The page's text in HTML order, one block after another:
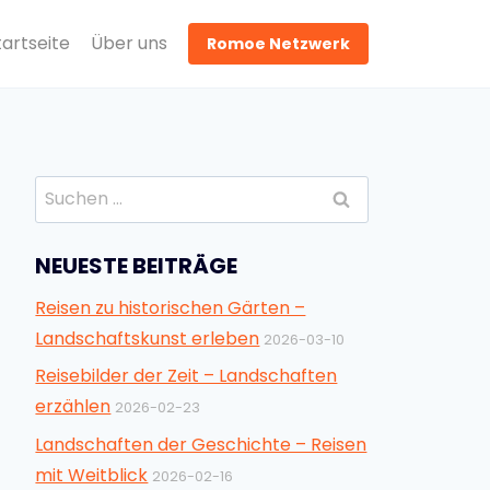
Über uns Romoe Netzwerk
Suchen
nach:
NEUESTE BEITRÄGE
Reisen zu historischen Gärten –
Landschaftskunst erleben 2026-03-10
Reisebilder der Zeit – Landschaften
erzählen 2026-02-23
Landschaften der Geschichte – Reisen
mit Weitblick 2026-02-16